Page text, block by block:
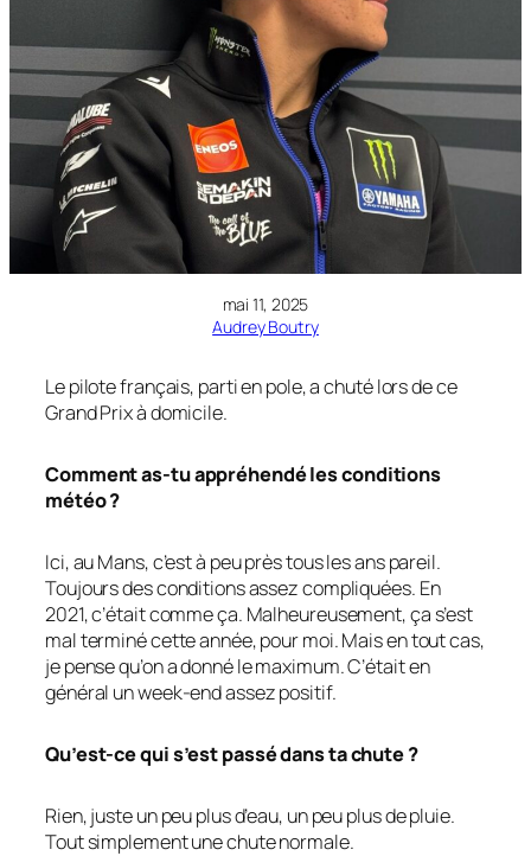
mai 11, 2025
Audrey Boutry
Le pilote français, parti en pole, a chuté lors de ce
Grand Prix à domicile.
Comment as-tu appréhendé les conditions
météo ?
Ici, au Mans, c’est à peu près tous les ans pareil.
Toujours des conditions assez compliquées. En
2021, c’était comme ça. Malheureusement, ça s’est
mal terminé cette année, pour moi. Mais en tout cas,
je pense qu’on a donné le maximum. C’était en
général un week-end assez positif.
Qu’est-ce qui s’est passé dans ta chute ?
Rien, juste un peu plus d’eau, un peu plus de pluie.
Tout simplement une chute normale.